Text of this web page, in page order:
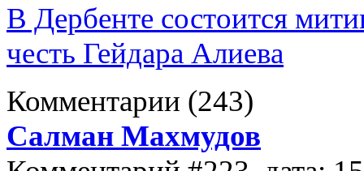
В Дербенте состоится
честь Гейдара Алиева
Комментарии (243)
Салман Махмудов